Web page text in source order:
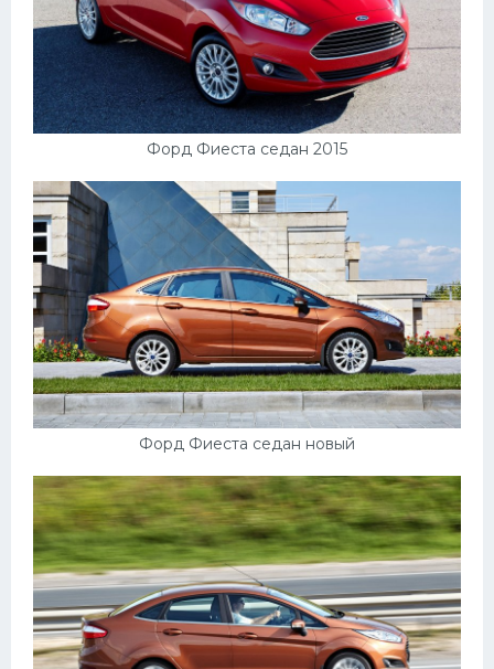
Форд Фиеста седан 2015
Форд Фиеста седан новый
Кадиллак
Автокемпер
Поезда
Мотоциклы
Ямаха
Додж
Ява
Эмблемы